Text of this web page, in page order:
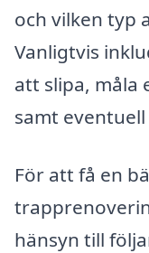
och vilken typ
Vanligtvis
att slipa, måla
samt
För att få en
hänsyn till